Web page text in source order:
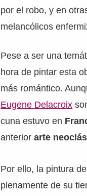
por el robo, y en
melancólicos
Pese a ser una
hora de pintar esta
más romántico.
Eugene Delacroix
cuna estuvo en
anteriorarte
Por ello, la pintura
plenamente de su